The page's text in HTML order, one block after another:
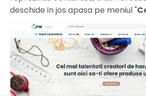
deschide in jos apasa pe meniul "